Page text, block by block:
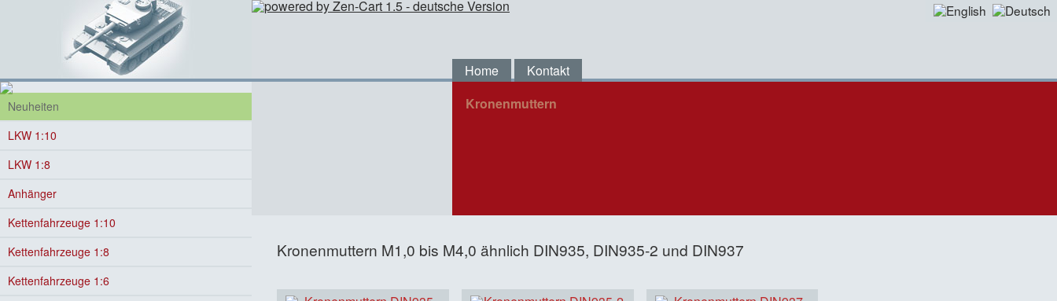
Home
Kontakt
Kronenmuttern
Kronenmuttern M1,0 bis M4,0 ähnlich DIN935, DIN935-2 und DIN937
Neuheiten
LKW 1:10
LKW 1:8
Anhänger
Kettenfahrzeuge 1:10
Kettenfahrzeuge 1:8
Kettenfahrzeuge 1:6